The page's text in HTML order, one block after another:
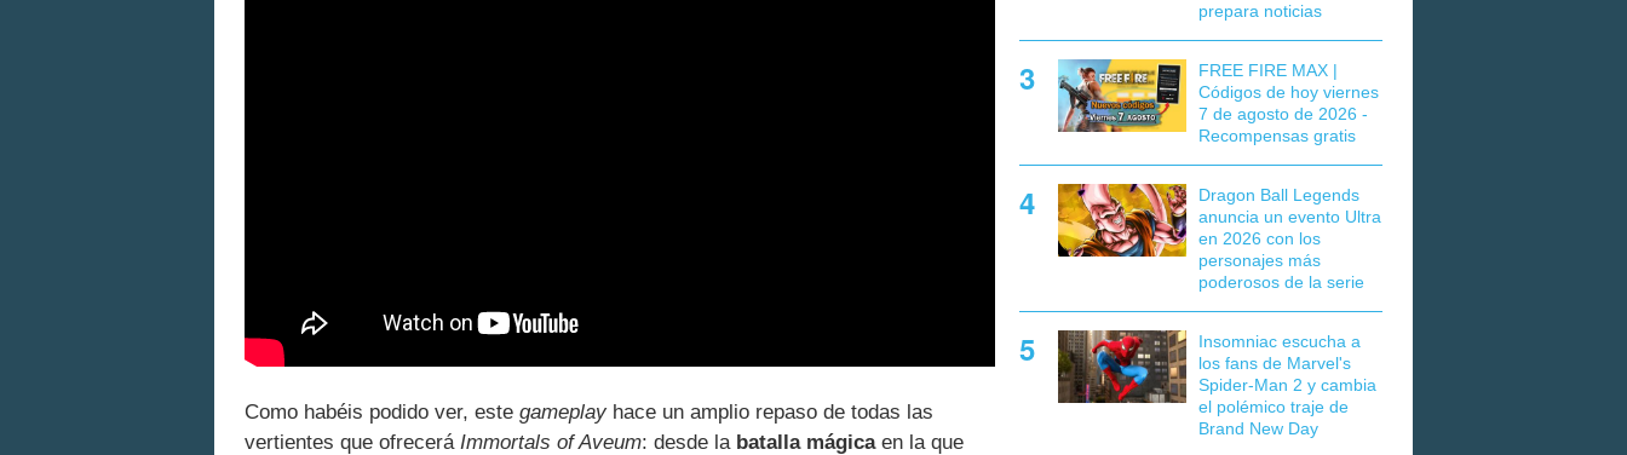
Como habéis podido ver, este gameplay hace un amplio repaso de todas las
vertientes que ofrecerá Immortals of Aveum: desde la batalla mágicaen la que
prepara noticias
FREE FIRE MAX |
Códigos de hoy viernes
7 de agosto de 2026 -
Recompensas gratis
Dragon Ball Legends
anuncia un evento Ultra
en 2026 con los
personajes más
poderosos de la serie
Insomniac escucha a
los fans de Marvel's
Spider-Man 2 y cambia
el polémico traje de
Brand New Day